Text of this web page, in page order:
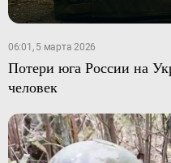
06:01, 5 марта 2026
Потери юга России на
человек